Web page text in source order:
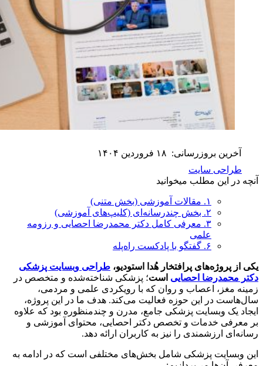
آخرین بروزرسانی: ۱۸ فروردین ۱۴۰۴
طراحی سایت
آنچه در این مطلب میخوانید
۱. مقالات آموزشی (بخش متنی)
۲. بخش چندرسانه‌ای (کلیپ‌های آموزشی)
۳. معرفی کامل دکتر محمدرضا احصایی و رزومه
علمی
۶. گفتگو با پادکست راه‌پله
یکی از پروژه‌های پرافتخار هُدا استودیو، طراحی وبسایت پزشکی
دکتر محمدرضا احصایی است؛ پزشکی شناخته‌شده و متخصص در
زمینه مغز، اعصاب و روان که با رویکردی علمی و مردمی،
سال‌هاست در این حوزه فعالیت می‌کند. هدف ما در این پروژه،
ایجاد یک وبسایت پزشکی جامع، مدرن و چندمنظوره بود که علاوه
بر معرفی خدمات و تخصص دکتر احصایی، محتوای آموزشی و
رسانه‌ای ارزشمندی را نیز به کاربران ارائه دهد.
این وبسایت پزشکی شامل بخش‌های مختلفی است که در ادامه به